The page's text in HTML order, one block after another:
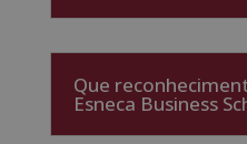
Que
Esneca Business